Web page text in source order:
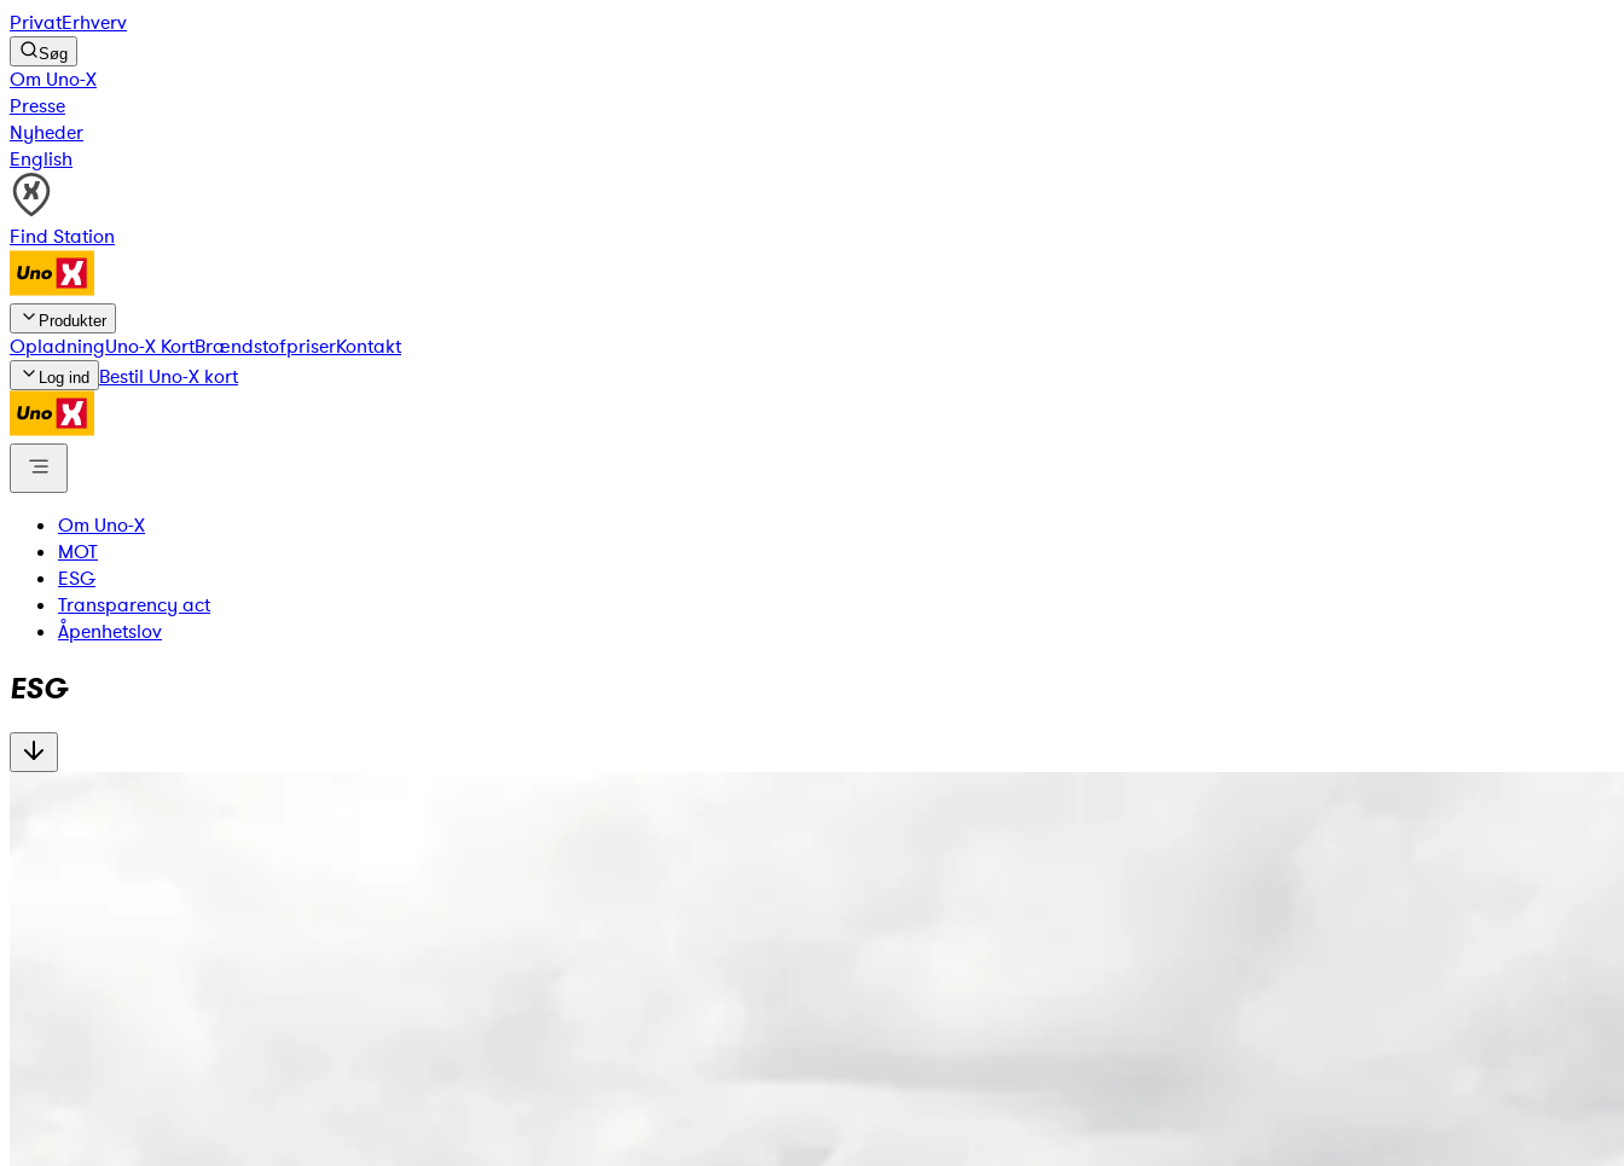
PrivatErhverv
Søg
Om Uno-X
Presse
Nyheder
English
Find Station
Produkter
OpladningUno-X KortBrændstofpriserKontakt
Log ind Bestil Uno-X kort
Om Uno-X
MOT
ESG
Transparency act
Åpenhetslov
ESG